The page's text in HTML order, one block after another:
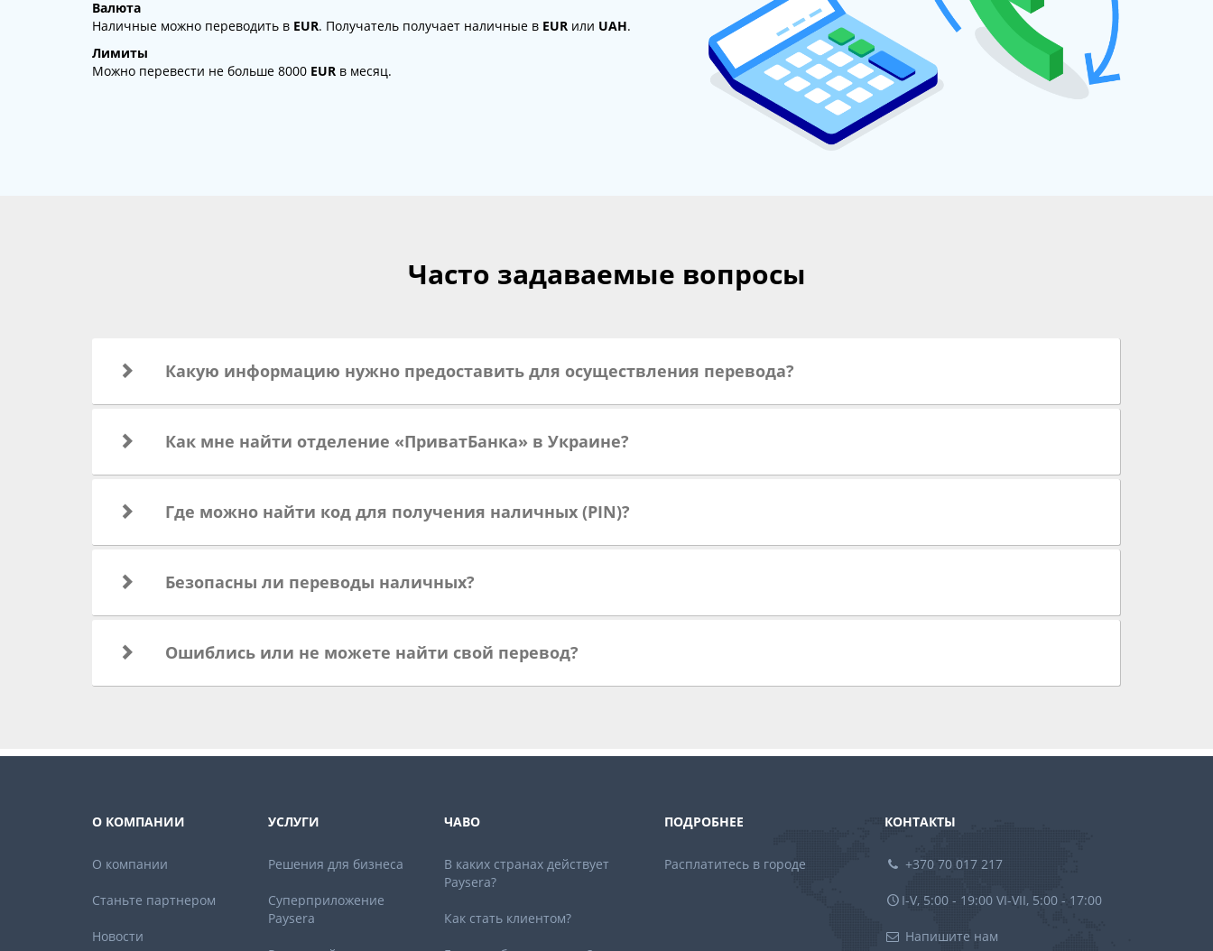
Валюта
Наличные можно переводить в EUR. Получатель получает наличные в EUR или UAH.
Лимиты
Можно перевести не больше 8000 EUR в месяц.
Часто задаваемые вопросы
Какую информацию нужно предоставить для осуществления перевода?
Как мне найти отделение «ПриватБанка» в Украине?
Где можно найти код для получения наличных (PIN)?
Безопасны ли переводы наличных?
Ошиблись или не можете найти свой перевод?
О КОМПАНИИ
О компании
Станьте партнером
Новости
УСЛУГИ
Решения для бизнеса
Суперприложение
Paysera
ЧАВО
В каких странах действует
Paysera?
Как стать клиентом?
ПОДРОБНЕЕ
Расплатитесь в городе
КОНТАКТЫ
+370 70 017 217
I-V, 5:00 - 19:00 VI-VII, 5:00 - 17:00
Напишите нам